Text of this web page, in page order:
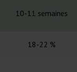
10-11 semaines
18-22 %